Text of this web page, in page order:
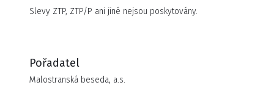
Slevy ZTP, ZTP/P ani jiné nejsou poskytovány.
Pořadatel
Malostranská beseda, a.s.